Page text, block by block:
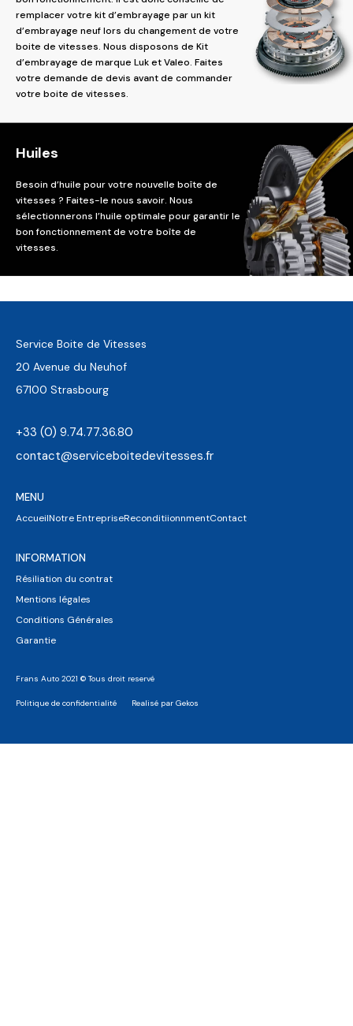
remplacer votre kit d’embrayage par un kit
d’embrayage neuf lors du changement de votre
boite de vitesses. Nous disposons de Kit
d’embrayage de marque Luk et Valeo. Faites
votre demande de devis avant de commander
votre boite de vitesses.
Huiles
Besoin d’huile pour votre nouvelle boîte de
vitesses ? Faites-le nous savoir. Nous
sélectionnerons l’huile optimale pour garantir le
bon fonctionnement de votre boîte de
vitesses.
Service Boite de Vitesses
20 Avenue du Neuhof
67100 Strasbourg
+33 (0) 9.74.77.36.80
contact@serviceboitedevitesses.fr
MENU
AccueilNotre EntrepriseReconditiionnmentContact
INFORMATION
Résiliation du contrat
Mentions légales
Conditions Générales
Garantie
Frans Auto 2021 © Tous droit reservé
Politique de confidentialité Realisé par Gekos